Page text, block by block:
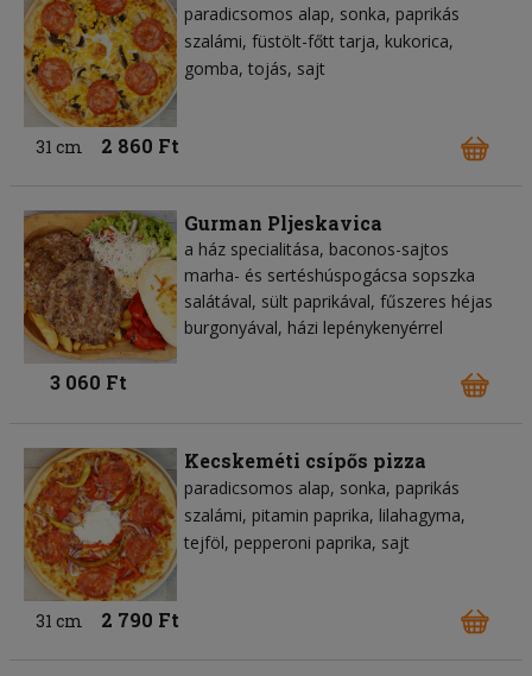
paradicsomos alap sonka paprikás
szalámi füstölt-főtt tarja kukorica
gomba tojás sajt
31 cm 2 860 Ft
Gurman Pljeskavica
a ház specialitása, baconos-sajtos
marha- és sertéshúspogácsa sopszka
salátával, sült paprikával, fűszeres héjas
burgonyával, házi lepénykenyérrel
3 060 Ft
Kecskeméti csípős pizza
paradicsomos alap sonka paprikás
szalámi pitamin paprika lilahagyma
tejföl pepperoni paprika sajt
31 cm 2 790 Ft